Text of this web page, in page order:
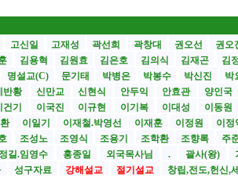
고신일 고재성 곽선희 곽창대 권오선 권오
김용혁 김원효 김은호 김의식 김재곤 김
명설교(C) 문기태 박병은 박봉수 박신진 박
반황 신만교 신현식 안두익 안효관 양인국
건기 이국진 이규현 이기복 이대성 이동원
이일기 이재철.박영선 이재훈 이정원 이정
조성노 조영식 조용기 조학환 조향록 주
길.임영수 홍종일 외국목사님 . 괄사(왕)
성구자료 강해설교 절기설교 창립,전도,헌신,